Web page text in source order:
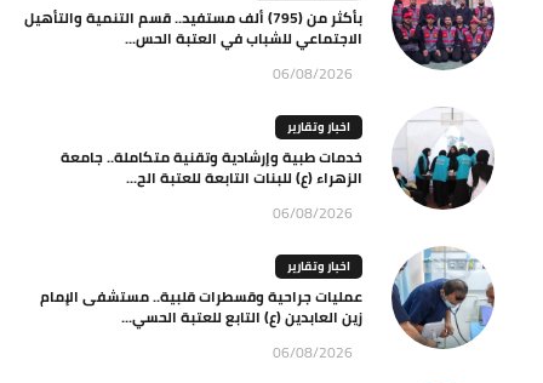
بأكثر من (795) ألف مستفيد.. قسم التنمية والتأهيل
الاجتماعي للشباب في العتبة الحس...
06/08/2026
اخبار وتقارير
خدمات طبية وإرشادية وتقنية متكاملة.. جامعة
الزهراء (ع) للبنات التابعة للعتبة الح...
06/08/2026
اخبار وتقارير
عمليات جراحية وقسطرات قلبية.. مستشفى الإمام
زين العابدين (ع) التابع للعتبة الحسي...
06/08/2026